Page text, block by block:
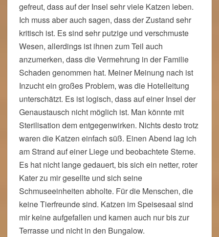
gefreut, dass auf der Insel sehr viele Katzen leben.
Ich muss aber auch sagen, dass der Zustand sehr
kritisch ist. Es sind sehr putzige und verschmuste
Wesen, allerdings ist ihnen zum Teil auch
anzumerken, dass die Vermehrung in der Familie
Schaden genommen hat. Meiner Meinung nach ist
Inzucht ein großes Problem, was die Hotelleitung
unterschätzt. Es ist logisch, dass auf einer Insel der
Genaustausch nicht möglich ist. Man könnte mit
Sterilisation dem entgegenwirken. Nichts desto trotz
waren die Katzen einfach süß. Einen Abend lag ich
am Strand auf einer Liege und beobachtete Sterne.
Es hat nicht lange gedauert, bis sich ein netter, roter
Kater zu mir gesellte und sich seine
Schmuseeinheiten abholte. Für die Menschen, die
keine Tierfreunde sind. Katzen im Speisesaal sind
mir keine aufgefallen und kamen auch nur bis zur
Terrasse und nicht in den Bungalow.